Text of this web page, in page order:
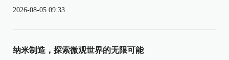
2026-08-05 09:33
纳米制造，探索微观世界的无限可能